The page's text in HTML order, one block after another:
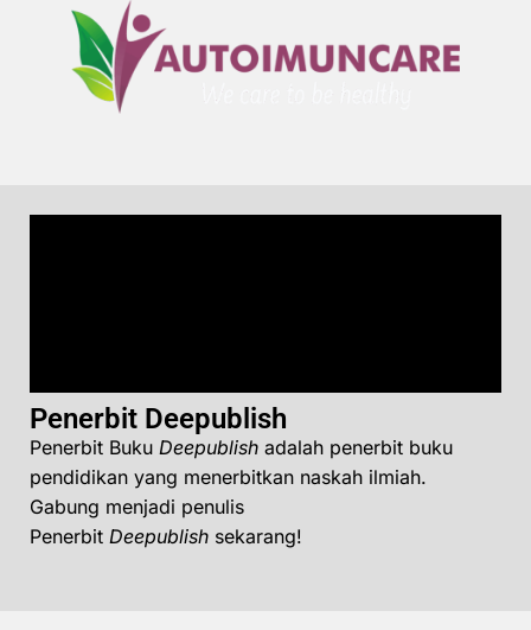
Penerbit Deepublish
Penerbit Buku Deepublish adalah penerbit buku
pendidikan yang menerbitkan naskah ilmiah.
Gabung menjadi penulis
Penerbit Deepublish sekarang!